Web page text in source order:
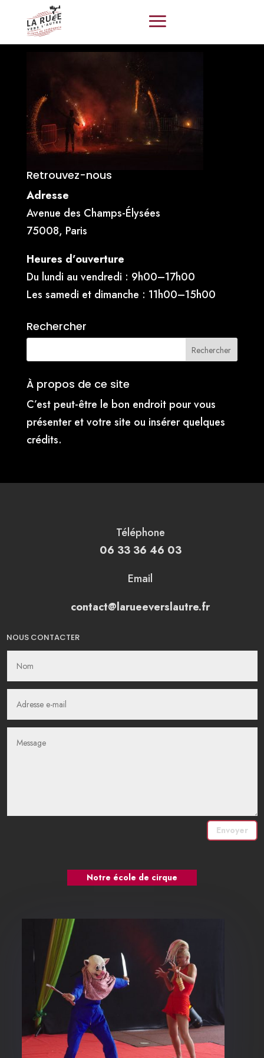
Retrouvez-nous
Adresse
Avenue des Champs-Élysées
75008, Paris
Heures d’ouverture
Du lundi au vendredi : 9h00–17h00
Les samedi et dimanche : 11h00–15h00
Rechercher
À propos de ce site
C’est peut-être le bon endroit pour vous
présenter et votre site ou insérer quelques
crédits.
Téléphone
06 33 36 46 03
Email
contact@larueeverslautre.fr
NOUS CONTACTER
Envoyer
Notre école de cirque